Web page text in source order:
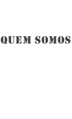
QUEM SOMOS